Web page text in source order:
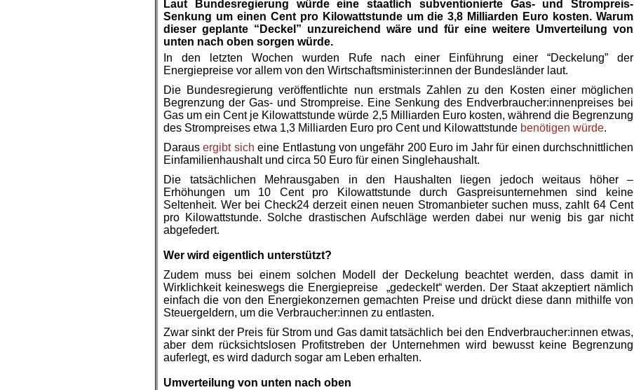
Laut Bundesregierung würde eine staatlich subventionierte Gas- und Strompreis-
Senkung um einen Cent pro Kilowattstunde um die 3,8 Milliarden Euro kosten. Warum
dieser geplante “Deckel” unzureichend wäre und für eine weitere Umverteilung von
unten nach oben sorgen würde.
In den letzten Wochen wurden Rufe nach einer Einführung einer “Deckelung” der
Energiepreise vor allem von den Wirtschaftsminister:innen der Bundesländer laut.
Die Bundesregierung veröffentlichte nun erstmals Zahlen zu den Kosten einer möglichen
Begrenzung der Gas- und Strompreise. Eine Senkung des Endverbraucher:innenpreises bei
Gas um ein Cent je Kilowattstunde würde 2,5 Milliarden Euro kosten, während die Begrenzung
des Strompreises etwa 1,3 Milliarden Euro pro Cent und Kilowattstunde benötigen würde.
Darausergibt sich eine Entlastung von ungefähr 200 Euro im Jahr für einen durchschnittlichen
Einfamilienhaushalt und circa 50 Euro für einen Singlehaushalt.
Die tatsächlichen Mehrausgaben in den Haushalten liegen jedoch weitaus höher –
Erhöhungen um 10 Cent pro Kilowattstunde durch Gaspreisunternehmen sind keine
Seltenheit. Wer bei Check24 derzeit einen neuen Stromanbieter suchen muss, zahlt 64 Cent
pro Kilowattstunde. Solche drastischen Aufschläge werden dabei nur wenig bis gar nicht
abgefedert.
Wer wird eigentlich unterstützt?
Zudem muss bei einem solchen Modell der Deckelung beachtet werden, dass damit in
Wirklichkeit keineswegs die Energiepreise „gedeckelt“ werden. Der Staat akzeptiert nämlich
einfach die von den Energiekonzernen gemachten Preise und drückt diese dann mithilfe von
Steuergeldern, um die Verbraucher:innen zu entlasten.
Zwar sinkt der Preis für Strom und Gas damit tatsächlich bei den Endverbraucher:innen etwas,
aber dem rücksichtslosen Profitstreben der Unternehmen wird bewusst keine Begrenzung
auferlegt, es wird dadurch sogar am Leben erhalten.
Umverteilung von unten nach oben